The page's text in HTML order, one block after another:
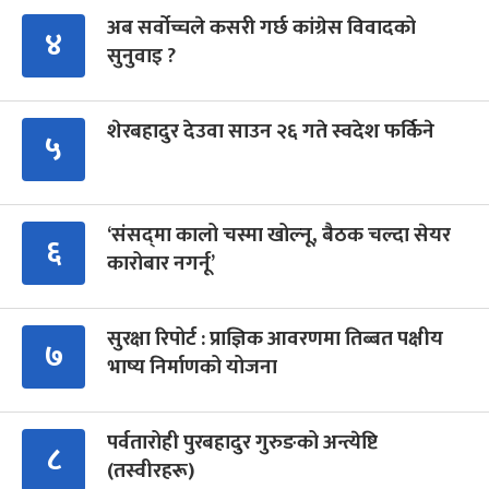
४
अब सर्वोच्चले कसरी गर्छ कांग्रेस विवादको
सुनुवाइ ?
५ शेरबहादुर देउवा साउन २६ गते स्वदेश फर्किने
६
‘संसद्‍मा कालो चस्मा खोल्नू, बैठक चल्दा सेयर
कारोबार नगर्नू’
७
सुरक्षा रिपोर्ट : प्राज्ञिक आवरणमा तिब्बत पक्षीय
भाष्य निर्माणको योजना
८
पर्वतारोही पुरबहादुर गुरुङको अन्त्येष्टि
(तस्वीरहरू)